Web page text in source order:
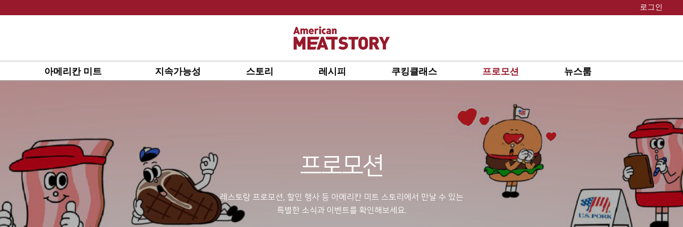
로그인
아메리칸 미트 지속가능성 스토리 레시피 쿠킹클래스 프로모션 뉴스룸
프로모션
레스토랑 프로모션, 할인 행사 등 아메리칸 미트 스토리에서 만날 수 있는
특별한 소식과 이벤트를 확인해보세요.